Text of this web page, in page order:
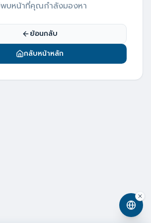
พบหน้าที่คุณกำลังมองหา
ย้อนกลับ
กลับหน้าหลัก